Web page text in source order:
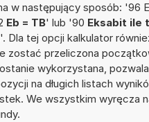
w następujący sposób: '96
Eb = TB' lub '90 Eksabit ile
'. Dla tej opcji kalkulator
zostać przeliczona
wykorzystana,
na długich listach
We wszystkim wyręcza